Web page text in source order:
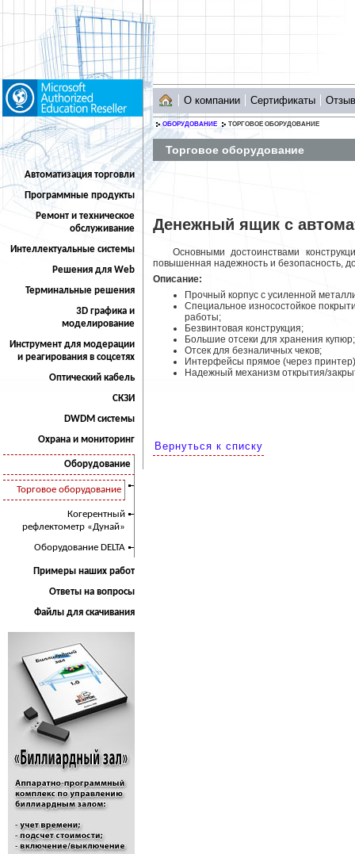
Автоматизация торговли
Программные продукты
Ремонт и техническое
обслуживание
Интеллектуальные системы
Решения для Web
Терминальные решения
3D графика и
моделирование
Инструмент для модерации
и реагирования в соцсетях
Оптический кабель
СКЗИ
DWDM системы
Охрана и мониторинг
Оборудование
Торговое оборудование
Когерентный
рефлектометр «Дунай»
Оборудование DELTA
Примеры наших работ
Ответы на вопросы
Файлы для скачивания
О компании Сертификаты
ОБОРУДОВАНИЕ ТОРГОВОЕ ОБОРУДОВАНИЕ
Торговое оборудование
Денежный ящик с
Основными достоинствами
повышенная надежность и безопасность,
Описание:
Прочный корпус с усиленной
Специальное износостойкое
работы;
Безвинтовая конструкция;
Большие отсеки для хранения купюр;
Отсек для безналичных чеков;
Интерфейсы прямое (через
Надежный механизм открытия/
Вернуться к списку